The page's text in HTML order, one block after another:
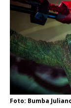
Foto: Bumba